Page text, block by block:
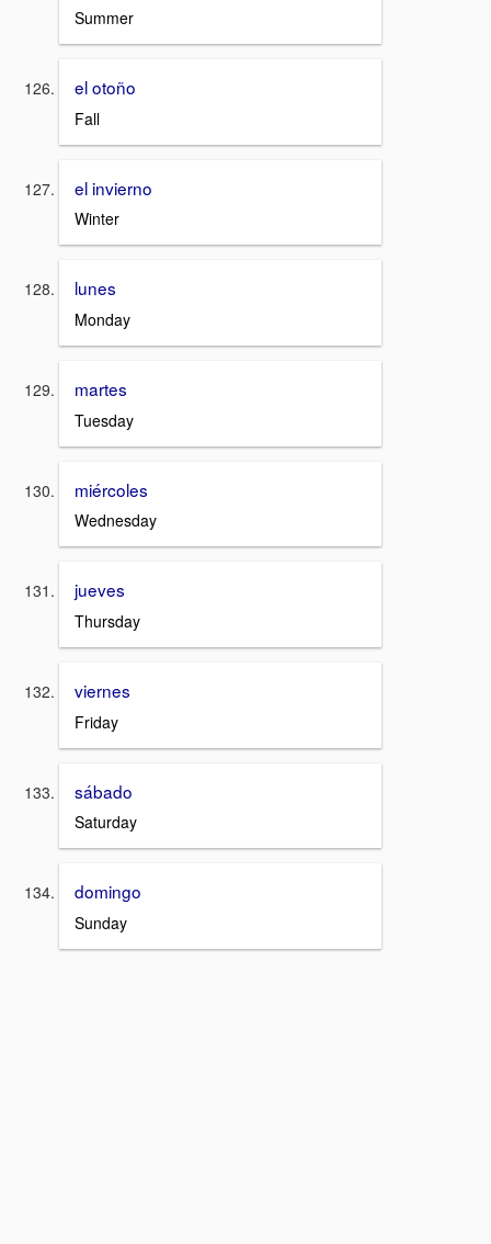
Summer
el otoño
Fall
el invierno
Winter
lunes
Monday
martes
Tuesday
miércoles
Wednesday
jueves
Thursday
viernes
Friday
sábado
Saturday
domingo
Sunday